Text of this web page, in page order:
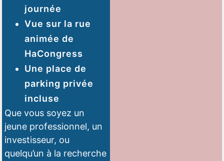
journée
Vue sur la rue
animée de
HaCongress
Une place de
parking privée
incluse
Que vous soyez un
jeune professionnel, un
investisseur, ou
quelqu’un à la recherche